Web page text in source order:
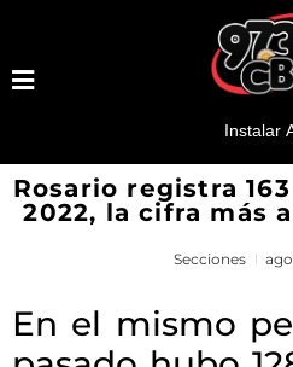
Rosario registra
2022, la cifra más
Secciones
En el mismo